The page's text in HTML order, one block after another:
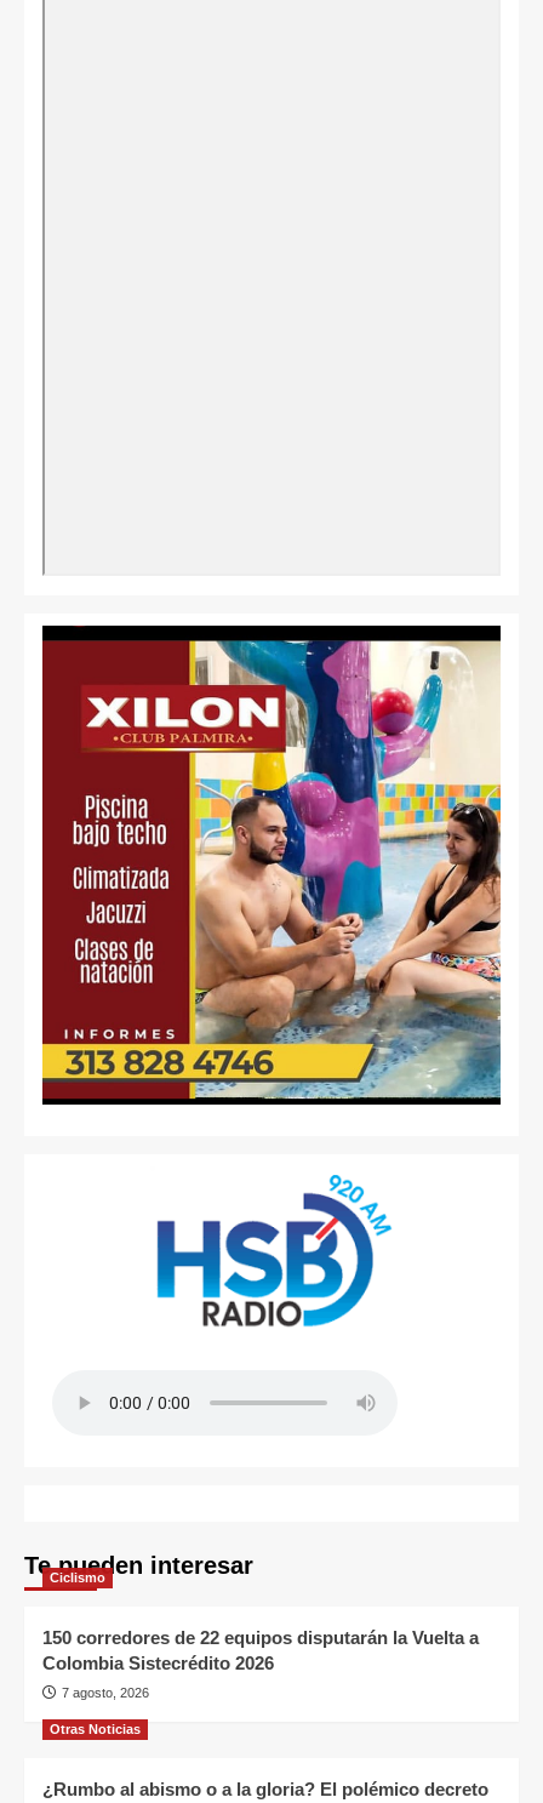
Te pueden interesar
Ciclismo
150 corredores de 22 equipos disputarán la Vuelta a
Colombia Sistecrédito 2026
7 agosto, 2026
Otras Noticias
¿Rumbo al abismo o a la gloria? El polémico decreto